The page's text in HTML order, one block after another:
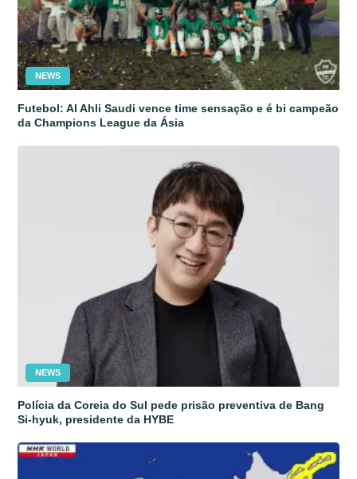
NEWS
Futebol: Al Ahli Saudi vence time sensação e é bi campeão
da Champions League da Ásia
NEWS
Polícia da Coreia do Sul pede prisão preventiva de Bang
Si-hyuk, presidente da HYBE